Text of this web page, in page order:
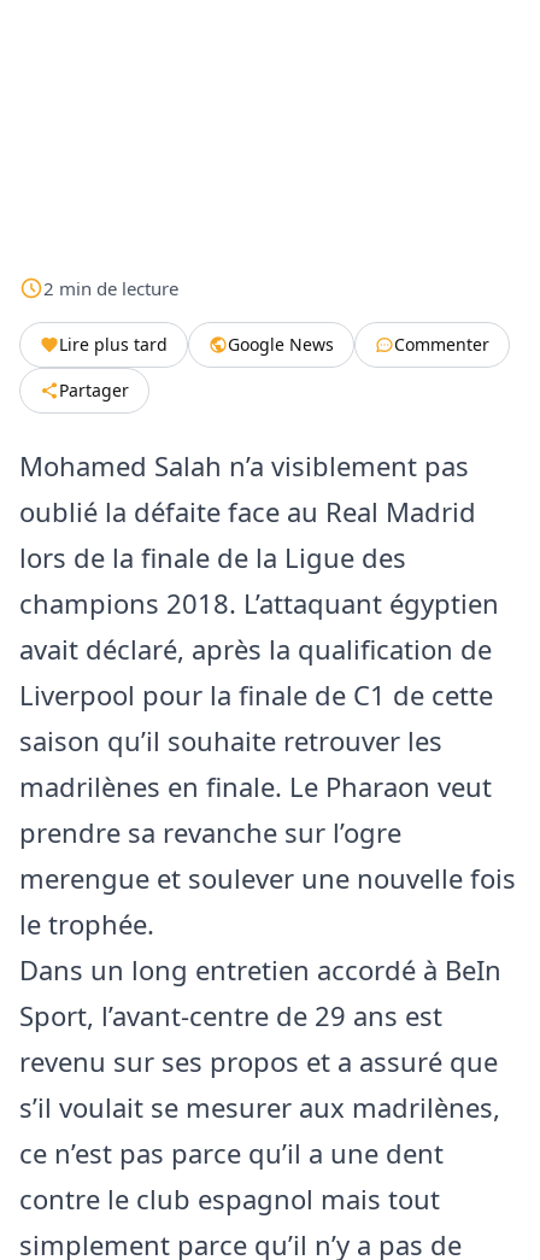
2 min de lecture
Lire plus tard Google News
Commenter
Partager
Mohamed Salah n’a visiblement pas
oublié la défaite face au Real Madrid
lors de la finale de la Ligue des
champions 2018. L’attaquant égyptien
avait déclaré, après la qualification de
Liverpool pour la finale de C1 de cette
saison qu’il souhaite retrouver les
madrilènes en finale. Le Pharaon veut
prendre sa revanche sur l’ogre
merengue et soulever une nouvelle fois
le trophée.
Dans un long entretien accordé à BeIn
Sport, l’avant-centre de 29 ans est
revenu sur ses propos et a assuré que
s’il voulait se mesurer aux madrilènes,
ce n’est pas parce qu’il a une dent
contre le club espagnol mais tout
simplement parce qu’il n’y a pas de